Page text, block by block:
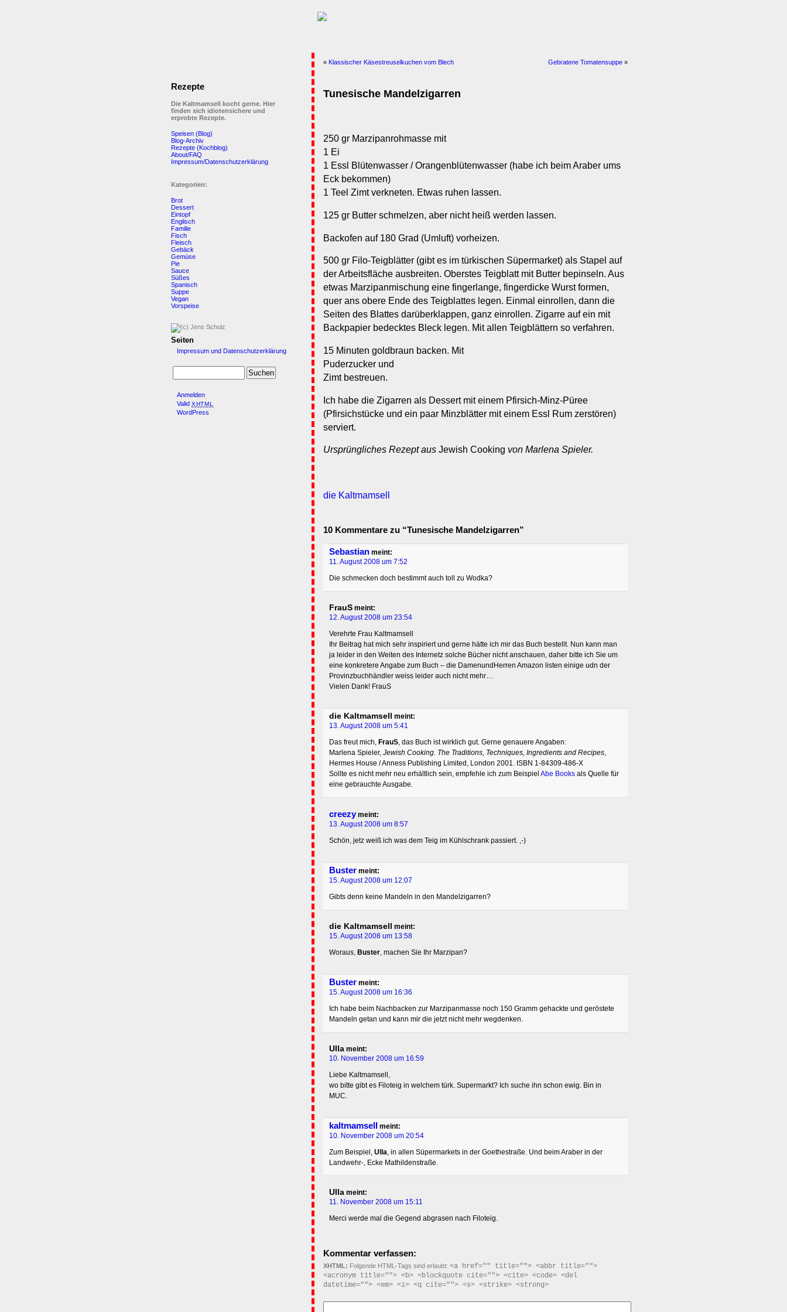
« Klassischer Käsestreuselkuchen vom Blech Gebratene Tomatensuppe »
Tunesische Mandelzigarren
250 gr Marzipanrohmasse mit
1 Ei
1 Essl Blütenwasser / Orangenblütenwasser (habe ich beim Araber ums
Eck bekommen)
1 Teel Zimt verkneten. Etwas ruhen lassen.
125 gr Butter schmelzen, aber nicht heiß werden lassen.
Backofen auf 180 Grad (Umluft) vorheizen.
500 gr Filo-Teigblätter (gibt es im türkischen Süpermarket) als Stapel auf
der Arbeitsfläche ausbreiten. Oberstes Teigblatt mit Butter bepinseln. Aus
etwas Marzipanmischung eine fingerlange, fingerdicke Wurst formen,
quer ans obere Ende des Teigblattes legen. Einmal einrollen, dann die
Seiten des Blattes darüberklappen, ganz einrollen. Zigarre auf ein mit
Backpapier bedecktes Bleck legen. Mit allen Teigblättern so verfahren.
15 Minuten goldbraun backen. Mit
Puderzucker und
Zimt bestreuen.
Ich habe die Zigarren als Dessert mit einem Pfirsich-Minz-Püree
(Pfirsichstücke und ein paar Minzblätter mit einem Essl Rum zerstören)
serviert.
Ursprüngliches Rezept aus Jewish Cooking von Marlena Spieler.
die Kaltmamsell
10 Kommentare zu “Tunesische Mandelzigarren”
Sebastian meint:
11. August 2008 um 7:52
Die schmecken doch bestimmt auch toll zu Wodka?
FrauS meint:
12. August 2008 um 23:54
Verehrte Frau Kaltmamsell
Ihr Beitrag hat mich sehr inspiriert und gerne hätte ich mir das Buch bestellt. Nun kann man
ja leider in den Weiten des Internetz solche Bücher nicht anschauen, daher bitte ich Sie um
eine konkretere Angabe zum Buch – die DamenundHerren Amazon listen einige udn der
Provinzbuchhändler weiss leider auch nicht mehr…
Vielen Dank! FrauS
die Kaltmamsell meint:
13. August 2008 um 5:41
Das freut mich, FrauS , das Buch ist wirklich gut. Gerne genauere Angaben:
Marlena Spieler, Jewish Cooking. The Traditions, Techniques, Ingredients and Recipes
Hermes House / Anness Publishing Limited, London 2001. ISBN 1-84309-486-X
Sollte es nicht mehr neu erhältlich sein, empfehle ich zum Beispiel Abe Books als Quelle für
eine gebrauchte Ausgabe.
creezy meint:
13. August 2008 um 8:57
Schön, jetz weiß ich was dem Teig im Kühlschrank passiert. ,-)
Buster meint:
15. August 2008 um 12:07
Gibts denn keine Mandeln in den Mandelzigarren?
die Kaltmamsell meint:
15. August 2008 um 13:58
Woraus, Buster , machen Sie Ihr Marzipan?
Buster meint:
15. August 2008 um 16:36
Ich habe beim Nachbacken zur Marzipanmasse noch 150 Gramm gehackte und geröstete
Mandeln getan und kann mir die jetzt nicht mehr wegdenken.
Ulla meint:
10. November 2008 um 16:59
Liebe Kaltmamsell,
wo bitte gibt es Filoteig in welchem türk. Supermarkt? Ich suche ihn schon ewig. Bin in
MUC.
kaltmamsell
meint:
10. November 2008 um 20:54
Zum Beispiel, Ulla , in allen Süpermarkets in der Goethestraße. Und beim Araber in der
Landwehr-, Ecke Mathildenstraße.
Ulla meint:
11. November 2008 um 15:11
Merci werde mal die Gegend abgrasen nach Filoteig.
Kommentar verfassen:
XHTML: Folgende HTML-Tags sind erlaubt: <a href="" title=""> <abbr title="">
<acronym title=""> <b> <blockquote cite=""> <cite> <code> <del
datetime=""> <em> <i> <q cite=""> <s> <strike> <strong>
Rezepte
Die Kaltmamsell kocht gerne. Hier
finden sich idiotensichere und
erprobte Rezepte.
Speisen (Blog)
Blog-Archiv
Rezepte (Kochblog)
About/FAQ
Impressum/Datenschutzerklärung
Kategorien:
Brot
Dessert
Eintopf
Englisch
Familie
Fisch
Fleisch
Gebäck
Gemüse
Pie
Sauce
Süßes
Spanisch
Suppe
Vegan
Vorspeise
Seiten
Impressum und Datenschutzerklärung
Anmelden
Valid XHTML
WordPress